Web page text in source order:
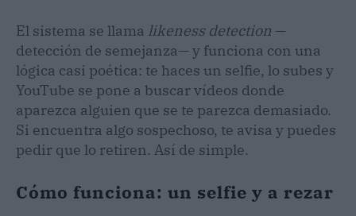
El sistema se llama likeness detection —
detección de semejanza— y funciona con una
lógica casi poética: te haces un selfie, lo subes y
YouTube se pone a buscar vídeos donde
aparezca alguien que se te parezca demasiado.
Si encuentra algo sospechoso, te avisa y puedes
pedir que lo retiren. Así de simple.
Cómo funciona: un selfie y a rezar